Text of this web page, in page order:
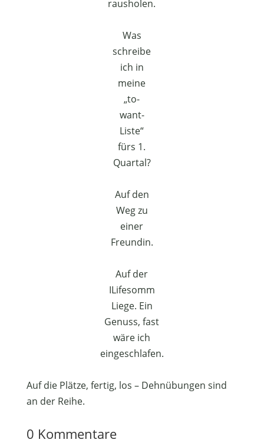
rausholen.
Was
schreibe
ich in
meine
„to-
want-
Liste“
fürs 1.
Quartal?
Auf den
Weg zu
einer
Freundin.
Auf der
ILifesomm
Liege. Ein
Genuss, fast
wäre ich
eingeschlafen.
Auf die Plätze, fertig, los – Dehnübungen sind
an der Reihe.
0 Kommentare